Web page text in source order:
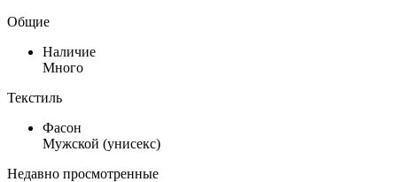
Общие
Наличие
Много
Текстиль
Фасон
Мужской (унисекс)
Недавно просмотренные